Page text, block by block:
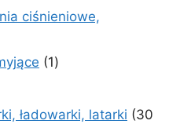
produkty
ciśnieniowe,
11
produkty
ładowarki, latarki
30